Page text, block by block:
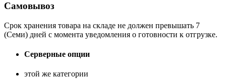
Самовывоз
Срок хранения товара на складе не должен превышать 7
(Семи) дней с момента уведомления о готовности к отгрузке.
Серверные опции
этой же категории